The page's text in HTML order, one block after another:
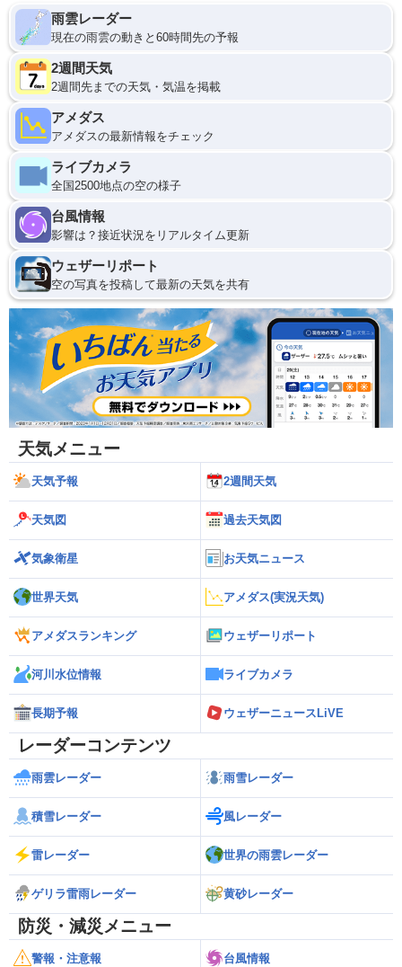
雨雲レーダー
現在の雨雲の動きと60時間先の予報
2週間天気
2週間先までの天気・気温を掲載
アメダス
アメダスの最新情報をチェック
ライブカメラ
全国2500地点の空の様子
台風情報
影響は？接近状況をリアルタイム更新
ウェザーリポート
空の写真を投稿して最新の天気を共有
天気メニュー
天気予報 2週間天気
天気図 過去天気図
気象衛星 お天気ニュース
世界天気 アメダス(実況天気)
アメダスランキング ウェザーリポート
河川水位情報 ライブカメラ
長期予報 ウェザーニュースLiVE
レーダーコンテンツ
雨雲レーダー 雨雪レーダー
積雪レーダー 風レーダー
雷レーダー 世界の雨雲レーダー
ゲリラ雷雨レーダー 黄砂レーダー
防災・減災メニュー
警報・注意報 台風情報